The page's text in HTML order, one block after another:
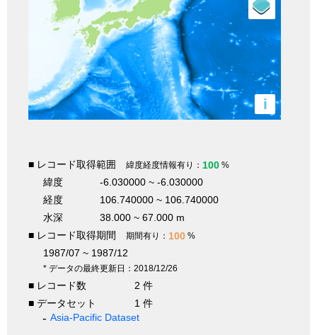
i
■ レコード取得範囲 緯度経度情報有り： 100 %
緯度
-6.030000 ~ -6.030000
経度
106.740000 ~ 106.740000
水深
38.000 ~ 67.000 m
■ レコード取得期間
期間有り： 100 %
1987/07 ~ 1987/12
* データの最終更新日：2018/12/26
■ レコード数
2 件
■ データセット
1 件
Asia-Pacific Dataset